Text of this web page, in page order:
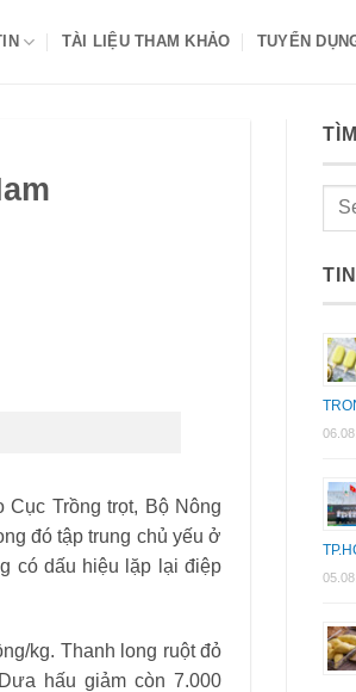
TÀI LIỆU THAM KHẢO TUYỂN
Trồng trọt, Bộ Nông
đó tập trung chủ yếu ở
có dấu hiệu lặp lại điệp
kg. Thanh long ruột đỏ
hấu giảm còn 7.000